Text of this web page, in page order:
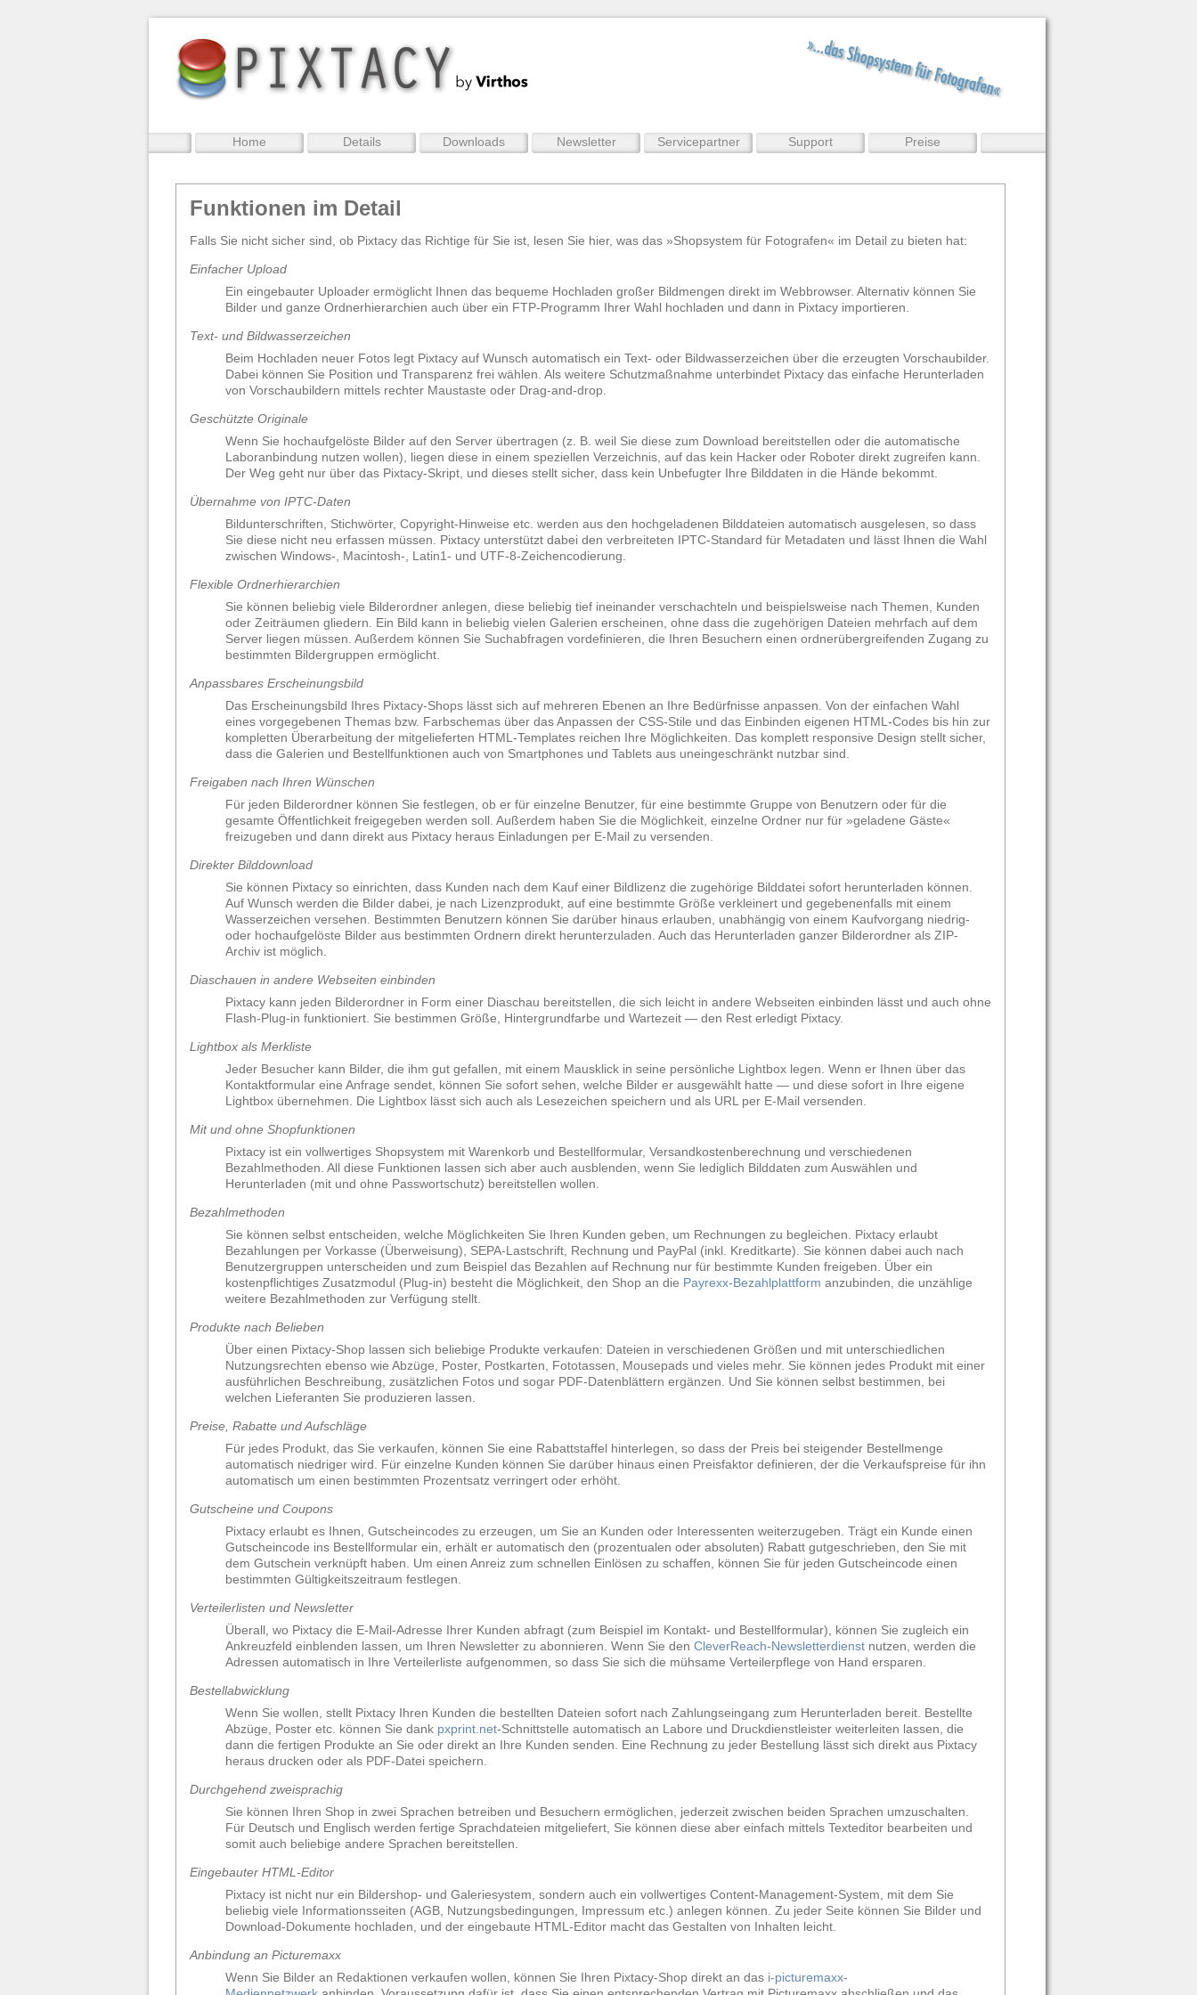
Home Details Downloads Newsletter Servicepartner Support Preise
Funktionen im Detail
Falls Sie nicht sicher sind, ob Pixtacy das Richtige für Sie ist, lesen Sie hier, was das »Shopsystem für Fotografen« im Detail zu bieten hat:
Einfacher Upload
Ein eingebauter Uploader ermöglicht Ihnen das bequeme Hochladen großer Bildmengen direkt im Webbrowser. Alternativ können Sie
Bilder und ganze Ordnerhierarchien auch über ein FTP-Programm Ihrer Wahl hochladen und dann in Pixtacy importieren.
Text- und Bildwasserzeichen
Beim Hochladen neuer Fotos legt Pixtacy auf Wunsch automatisch ein Text- oder Bildwasserzeichen über die erzeugten Vorschaubilder.
Dabei können Sie Position und Transparenz frei wählen. Als weitere Schutzmaßnahme unterbindet Pixtacy das einfache Herunterladen
von Vorschaubildern mittels rechter Maustaste oder Drag-and-drop.
Geschützte Originale
Wenn Sie hochaufgelöste Bilder auf den Server übertragen (z. B. weil Sie diese zum Download bereitstellen oder die automatische
Laboranbindung nutzen wollen), liegen diese in einem speziellen Verzeichnis, auf das kein Hacker oder Roboter direkt zugreifen kann.
Der Weg geht nur über das Pixtacy-Skript, und dieses stellt sicher, dass kein Unbefugter Ihre Bilddaten in die Hände bekommt.
Übernahme von IPTC-Daten
Bildunterschriften, Stichwörter, Copyright-Hinweise etc. werden aus den hochgeladenen Bilddateien automatisch ausgelesen, so dass
Sie diese nicht neu erfassen müssen. Pixtacy unterstützt dabei den verbreiteten IPTC-Standard für Metadaten und lässt Ihnen die Wahl
zwischen Windows-, Macintosh-, Latin1- und UTF-8-Zeichencodierung.
Flexible Ordnerhierarchien
Sie können beliebig viele Bilderordner anlegen, diese beliebig tief ineinander verschachteln und beispielsweise nach Themen, Kunden
oder Zeiträumen gliedern. Ein Bild kann in beliebig vielen Galerien erscheinen, ohne dass die zugehörigen Dateien mehrfach auf dem
Server liegen müssen. Außerdem können Sie Suchabfragen vordefinieren, die Ihren Besuchern einen ordnerübergreifenden Zugang zu
bestimmten Bildergruppen ermöglicht.
Anpassbares Erscheinungsbild
Das Erscheinungsbild Ihres Pixtacy-Shops lässt sich auf mehreren Ebenen an Ihre Bedürfnisse anpassen. Von der einfachen Wahl
eines vorgegebenen Themas bzw. Farbschemas über das Anpassen der CSS-Stile und das Einbinden eigenen HTML-Codes bis hin zur
kompletten Überarbeitung der mitgelieferten HTML-Templates reichen Ihre Möglichkeiten. Das komplett responsive Design stellt sicher,
dass die Galerien und Bestellfunktionen auch von Smartphones und Tablets aus uneingeschränkt nutzbar sind.
Freigaben nach Ihren Wünschen
Für jeden Bilderordner können Sie festlegen, ob er für einzelne Benutzer, für eine bestimmte Gruppe von Benutzern oder für die
gesamte Öffentlichkeit freigegeben werden soll. Außerdem haben Sie die Möglichkeit, einzelne Ordner nur für »geladene Gäste«
freizugeben und dann direkt aus Pixtacy heraus Einladungen per E-Mail zu versenden.
Direkter Bilddownload
Sie können Pixtacy so einrichten, dass Kunden nach dem Kauf einer Bildlizenz die zugehörige Bilddatei sofort herunterladen können.
Auf Wunsch werden die Bilder dabei, je nach Lizenzprodukt, auf eine bestimmte Größe verkleinert und gegebenenfalls mit einem
Wasserzeichen versehen. Bestimmten Benutzern können Sie darüber hinaus erlauben, unabhängig von einem Kaufvorgang niedrig-
oder hochaufgelöste Bilder aus bestimmten Ordnern direkt herunterzuladen. Auch das Herunterladen ganzer Bilderordner als ZIP-
Archiv ist möglich.
Diaschauen in andere Webseiten einbinden
Pixtacy kann jeden Bilderordner in Form einer Diaschau bereitstellen, die sich leicht in andere Webseiten einbinden lässt und auch ohne
Flash-Plug-in funktioniert. Sie bestimmen Größe, Hintergrundfarbe und Wartezeit — den Rest erledigt Pixtacy.
Lightbox als Merkliste
Jeder Besucher kann Bilder, die ihm gut gefallen, mit einem Mausklick in seine persönliche Lightbox legen. Wenn er Ihnen über das
Kontaktformular eine Anfrage sendet, können Sie sofort sehen, welche Bilder er ausgewählt hatte — und diese sofort in Ihre eigene
Lightbox übernehmen. Die Lightbox lässt sich auch als Lesezeichen speichern und als URL per E-Mail versenden.
Mit und ohne Shopfunktionen
Pixtacy ist ein vollwertiges Shopsystem mit Warenkorb und Bestellformular, Versandkostenberechnung und verschiedenen
Bezahlmethoden. All diese Funktionen lassen sich aber auch ausblenden, wenn Sie lediglich Bilddaten zum Auswählen und
Herunterladen (mit und ohne Passwortschutz) bereitstellen wollen.
Bezahlmethoden
Sie können selbst entscheiden, welche Möglichkeiten Sie Ihren Kunden geben, um Rechnungen zu begleichen. Pixtacy erlaubt
Bezahlungen per Vorkasse (Überweisung), SEPA-Lastschrift, Rechnung und PayPal (inkl. Kreditkarte). Sie können dabei auch nach
Benutzergruppen unterscheiden und zum Beispiel das Bezahlen auf Rechnung nur für bestimmte Kunden freigeben. Über ein
kostenpflichtiges Zusatzmodul (Plug-in) besteht die Möglichkeit, den Shop an die Payrexx-Bezahlplattform anzubinden, die unzählige
weitere Bezahlmethoden zur Verfügung stellt.
Produkte nach Belieben
Über einen Pixtacy-Shop lassen sich beliebige Produkte verkaufen: Dateien in verschiedenen Größen und mit unterschiedlichen
Nutzungsrechten ebenso wie Abzüge, Poster, Postkarten, Fototassen, Mousepads und vieles mehr. Sie können jedes Produkt mit einer
ausführlichen Beschreibung, zusätzlichen Fotos und sogar PDF-Datenblättern ergänzen. Und Sie können selbst bestimmen, bei
welchen Lieferanten Sie produzieren lassen.
Preise, Rabatte und Aufschläge
Für jedes Produkt, das Sie verkaufen, können Sie eine Rabattstaffel hinterlegen, so dass der Preis bei steigender Bestellmenge
automatisch niedriger wird. Für einzelne Kunden können Sie darüber hinaus einen Preisfaktor definieren, der die Verkaufspreise für ihn
automatisch um einen bestimmten Prozentsatz verringert oder erhöht.
Gutscheine und Coupons
Pixtacy erlaubt es Ihnen, Gutscheincodes zu erzeugen, um Sie an Kunden oder Interessenten weiterzugeben. Trägt ein Kunde einen
Gutscheincode ins Bestellformular ein, erhält er automatisch den (prozentualen oder absoluten) Rabatt gutgeschrieben, den Sie mit
dem Gutschein verknüpft haben. Um einen Anreiz zum schnellen Einlösen zu schaffen, können Sie für jeden Gutscheincode einen
bestimmten Gültigkeitszeitraum festlegen.
Verteilerlisten und Newsletter
Überall, wo Pixtacy die E-Mail-Adresse Ihrer Kunden abfragt (zum Beispiel im Kontakt- und Bestellformular), können Sie zugleich ein
Ankreuzfeld einblenden lassen, um Ihren Newsletter zu abonnieren. Wenn Sie den CleverReach-Newsletterdienst nutzen, werden die
Adressen automatisch in Ihre Verteilerliste aufgenommen, so dass Sie sich die mühsame Verteilerpflege von Hand ersparen.
Bestellabwicklung
Wenn Sie wollen, stellt Pixtacy Ihren Kunden die bestellten Dateien sofort nach Zahlungseingang zum Herunterladen bereit. Bestellte
Abzüge, Poster etc. können Sie dank pxprint.net-Schnittstelle automatisch an Labore und Druckdienstleister weiterleiten lassen, die
dann die fertigen Produkte an Sie oder direkt an Ihre Kunden senden. Eine Rechnung zu jeder Bestellung lässt sich direkt aus Pixtacy
heraus drucken oder als PDF-Datei speichern.
Durchgehend zweisprachig
Sie können Ihren Shop in zwei Sprachen betreiben und Besuchern ermöglichen, jederzeit zwischen beiden Sprachen umzuschalten.
Für Deutsch und Englisch werden fertige Sprachdateien mitgeliefert, Sie können diese aber einfach mittels Texteditor bearbeiten und
somit auch beliebige andere Sprachen bereitstellen.
Eingebauter HTML-Editor
Pixtacy ist nicht nur ein Bildershop- und Galeriesystem, sondern auch ein vollwertiges Content-Management-System, mit dem Sie
beliebig viele Informationsseiten (AGB, Nutzungsbedingungen, Impressum etc.) anlegen können. Zu jeder Seite können Sie Bilder und
Download-Dokumente hochladen, und der eingebaute HTML-Editor macht das Gestalten von Inhalten leicht.
Anbindung an Picturemaxx
Wenn Sie Bilder an Redaktionen verkaufen wollen, können Sie Ihren Pixtacy-Shop direkt an das i-picturemaxx-